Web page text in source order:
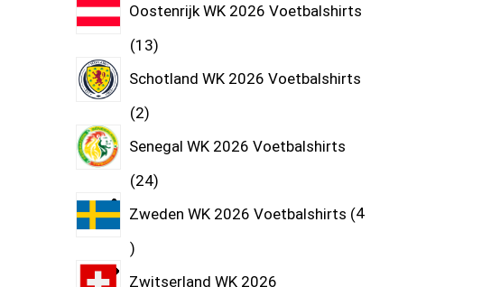
Oostenrijk WK 2026 Voetbalshirts
13
Schotland WK 2026 Voetbalshirts
2
Senegal WK 2026 Voetbalshirts
24
Zweden WK 2026 Voetbalshirts 4
Zwitserland WK 2026